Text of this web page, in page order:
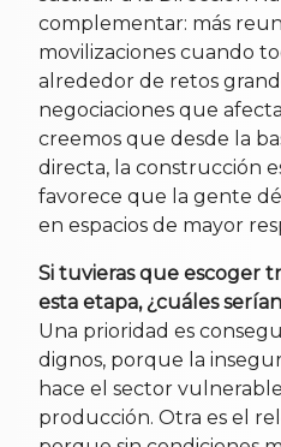
complementar: más
movilizaciones cuando
alrededor de retos
negociaciones que
creemos que desde la
directa, la construcción
favorece que la gente
en espacios de mayor
Si tuvieras que escoger
esta etapa, ¿cuáles
Una prioridad es
dignos, porque la
hace el sector
producción. Otra es el